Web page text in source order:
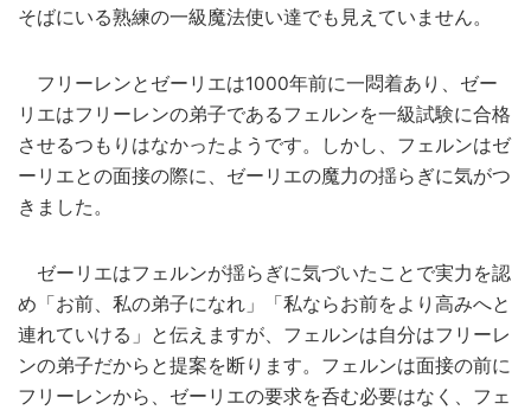
そばにいる熟練の一級魔法使い達でも見えていません。
フリーレンとゼーリエは1000年前に一悶着あり、ゼー
リエはフリーレンの弟子であるフェルンを一級試験に合格
させるつもりはなかったようです。しかし、フェルンはゼ
ーリエとの面接の際に、ゼーリエの魔力の揺らぎに気がつ
きました。
ゼーリエはフェルンが揺らぎに気づいたことで実力を認
め「お前、私の弟子になれ」「私ならお前をより高みへと
連れていける」と伝えますが、フェルンは自分はフリーレ
ンの弟子だからと提案を断ります。フェルンは面接の前に
フリーレンから、ゼーリエの要求を呑む必要はなく、フェ